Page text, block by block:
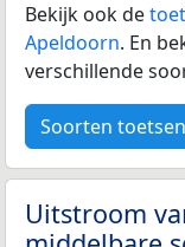
Bekijk ook de
Apeldoorn. En
verschillende
Soorten toetsen
Uitstroom